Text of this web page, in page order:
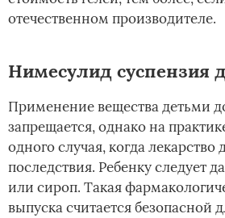
отечественном производителе.
Нимесулид суспензия
Применение вещества детьми
запрещается, однако на
одного случая, когда лекарство
последствия. Ребенку следует
или сироп. Такая
выпуска считается безопасной